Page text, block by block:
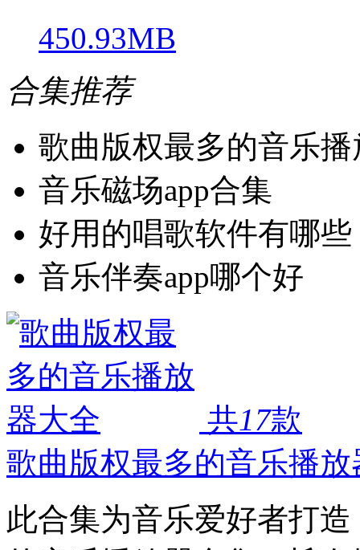
450.93MB
合集推荐
歌曲版权最多的音乐
音乐磁场app合集
好用的唱歌软件有哪些
音乐伴奏app哪个好
共17款
歌曲版权最多的音乐播放
此合集为音乐爱好者打